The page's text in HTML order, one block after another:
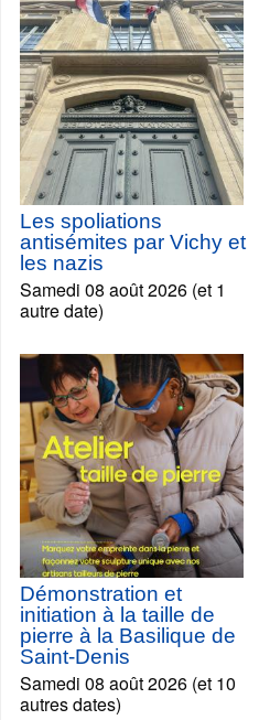
Les spoliations
antisémites par Vichy et
les nazis
Samedi 08 août 2026 (et 1
autre date)
Démonstration et
initiation à la taille de
pierre à la Basilique de
Saint-Denis
Samedi 08 août 2026 (et 10
autres dates)